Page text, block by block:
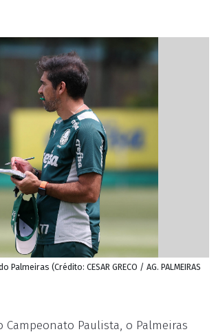
(Crédito: CESAR GRECO / AG. PALMEIRAS
Paulista, o Palmeiras